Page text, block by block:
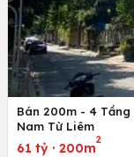
Bán 200m - 4 Tầng
Nam Từ Liêm
61 tỷ · 200m
2